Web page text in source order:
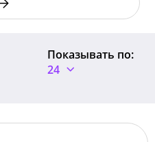
Показывать по:
24